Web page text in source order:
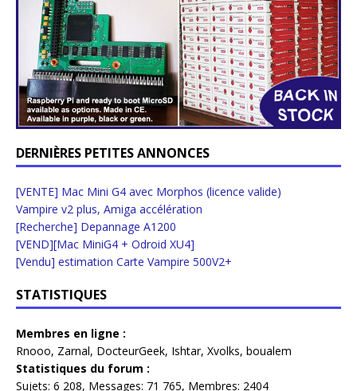
DERNIÈRES PETITES ANNONCES
[VENTE] Mac Mini G4 avec Morphos (licence valide)
Vampire v2 plus, Amiga accélération
[Recherche] Depannage A1200
[VEND][Mac MiniG4 + Odroid XU4]
[Vendu] estimation Carte Vampire 500V2+
STATISTIQUES
Membres en ligne :
Rnooo, Zarnal, DocteurGeek, Ishtar, Xvolks, boualem
Statistiques du forum :
Sujets: 6 208, Messages: 71 765, Membres: 2404